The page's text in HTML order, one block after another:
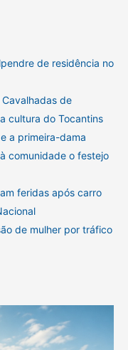
de residência no
de
cultura do Tocantins
a primeira-dama
comunidade o festejo
feridas após carro
de mulher por tráfico